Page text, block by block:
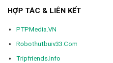
HỢP TÁC & LIÊN KẾT
PTPMedia.VN
Robothutbuiv33.Com
Tripfriends.Info